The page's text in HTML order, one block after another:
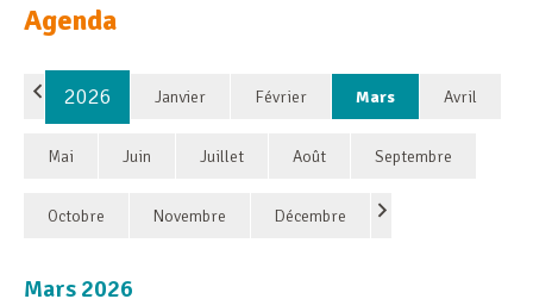
Agenda
2026 Janvier Février Mars Avril
Mai Juin Juillet Août Septembre
Octobre Novembre Décembre
Mars 2026